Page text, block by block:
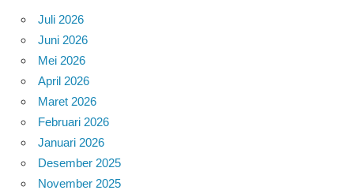
Juli 2026
Juni 2026
Mei 2026
April 2026
Maret 2026
Februari 2026
Januari 2026
Desember 2025
November 2025